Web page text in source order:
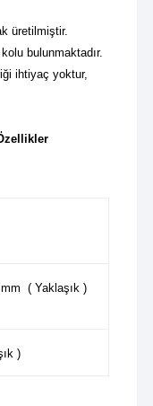
üretilmiştir.
bulunmaktadır.
ihtiyaç yoktur,
( Yaklaşık )
)